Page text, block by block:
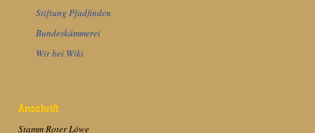
Stiftung Pfadfinden
Bundeskämmerei
Wir bei Wiki
Anschrift
Stamm Roter Löwe